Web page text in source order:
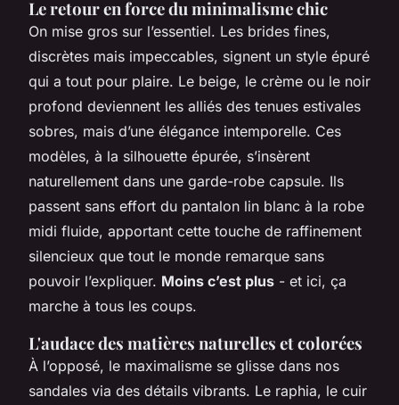
Le retour en force du minimalisme chic
On mise gros sur l’essentiel. Les brides fines,
discrètes mais impeccables, signent un style épuré
qui a tout pour plaire. Le beige, le crème ou le noir
profond deviennent les alliés des tenues estivales
sobres, mais d’une élégance intemporelle. Ces
modèles, à la silhouette épurée, s’insèrent
naturellement dans une garde-robe capsule. Ils
passent sans effort du pantalon lin blanc à la robe
midi fluide, apportant cette touche de raffinement
silencieux que tout le monde remarque sans
pouvoir l’expliquer. Moins c’est plus - et ici, ça
marche à tous les coups.
L'audace des matières naturelles et colorées
À l’opposé, le maximalisme se glisse dans nos
sandales via des détails vibrants. Le raphia, le cuir